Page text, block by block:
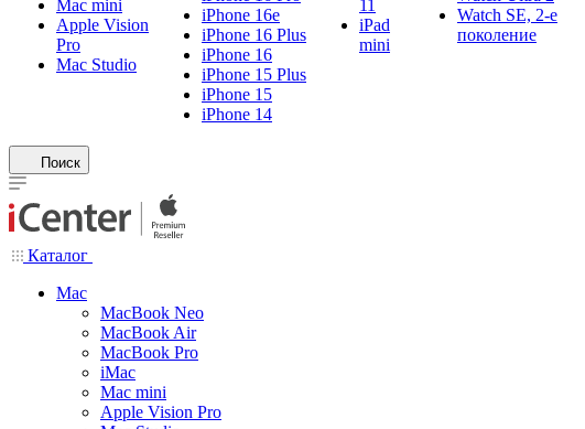
Mac mini
Apple Vision
Pro
Mac Studio
iPhone 16e
iPhone 16 Plus
iPhone 16
iPhone 15 Plus
iPhone 15
iPhone 14
11
iPad
mini
Watch SE, 2-е
поколение
Поиск
Каталог
Mac
MacBook Neo
MacBook Air
MacBook Pro
iMac
Mac mini
Apple Vision Pro